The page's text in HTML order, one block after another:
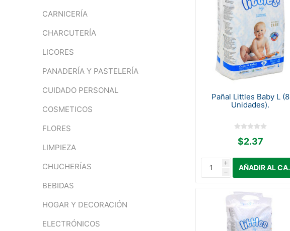
Pañal Littles Baby L (8
Unidades).
$2.37
i
h
CARNICERÍA
CHARCUTERÍA
LICORES
PANADERÍA Y PASTELERÍA
CUIDADO PERSONAL
COSMETICOS
FLORES
LIMPIEZA
CHUCHERÍAS
BEBIDAS
HOGAR Y DECORACIÓN
ELECTRÓNICOS